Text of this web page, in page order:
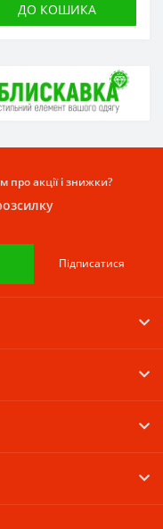
ДО КОШИКА
про акції і знижки?
Підписатися